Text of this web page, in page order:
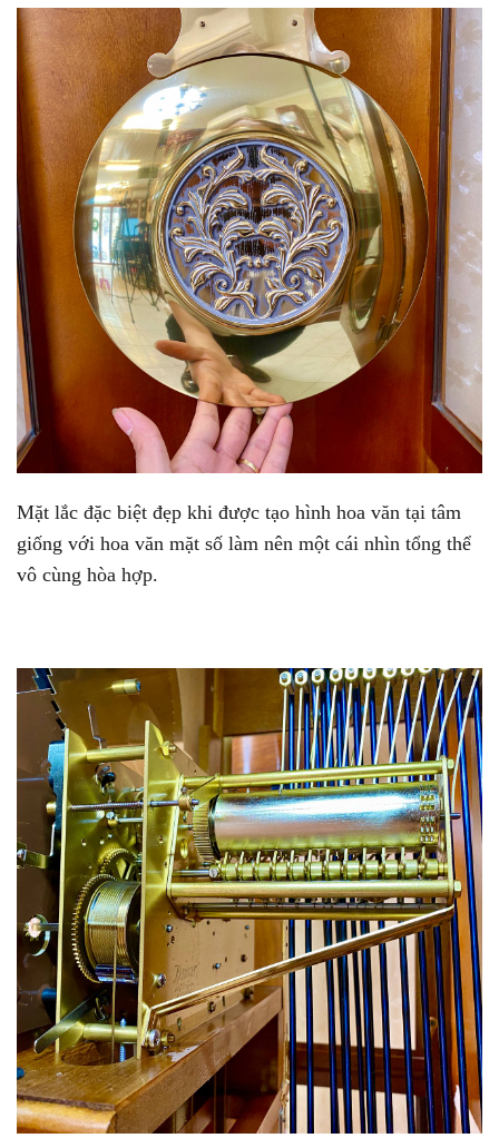
Mặt lắc đặc biệt đẹp khi được tạo hình hoa văn tại tâm
giống với hoa văn mặt số làm nên một cái nhìn tổng thể
vô cùng hòa hợp.